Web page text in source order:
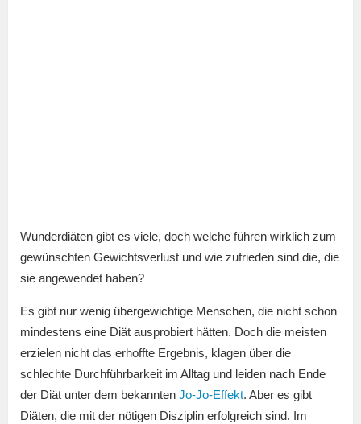
Wunderdiäten gibt es viele, doch welche führen wirklich zum
gewünschten Gewichtsverlust und wie zufrieden sind die, die
sie angewendet haben?
Es gibt nur wenig übergewichtige Menschen, die nicht schon
mindestens eine Diät ausprobiert hätten. Doch die meisten
erzielen nicht das erhoffte Ergebnis, klagen über die
schlechte Durchführbarkeit im Alltag und leiden nach Ende
der Diät unter dem bekannten Jo-Jo-Effekt. Aber es gibt
Diäten, die mit der nötigen Disziplin erfolgreich sind. Im